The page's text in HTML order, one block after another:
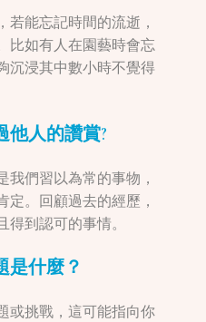
若能忘記時間的流逝，
比如有人在園藝時會忘
沉浸其中數小時不覺得
他人的讚賞?
我們習以為常的事物，
定。回顧過去的經歷，
到認可的事情。
是什麼？
或挑戰，這可能指向你